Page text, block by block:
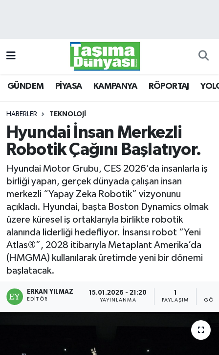
GÜNDEM PİYASA KAMPANYA RÖPORTAJ
HABERLER TEKNOLOJİ
Hyundai İnsan Merkezli
Robotik Çağını Başlatıyor.
Hyundai Motor Grubu, CES 2026’da insanlarla iş
birliği yapan, gerçek dünyada çalışan insan
merkezli “Yapay Zeka Robotik” vizyonunu
açıkladı. Hyundai, başta Boston Dynamics olmak
üzere küresel iş ortaklarıyla birlikte robotik
alanında liderliği hedefliyor. İnsansı robot “Yeni
Atlas®”, 2028 itibarıyla Metaplant Amerika’da
(HMGMA) kullanılarak üretimde yeni bir dönemi
başlatacak.
ERKAN YILMAZ
EDITÖR
15.01.2026 - 21:20
YAYINLANMA PAYLAŞIM
KAMPANYA
RÖPORTAJ
YOLCU TAŞIMA
E-GAZETE
TAŞITLAR
Trafik Durumu
Süper Lig Puan Durumu ve Fikstür
Tüm Manşetler
Son Dakika Haberleri